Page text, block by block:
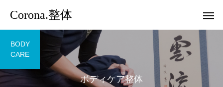
Corona.整体
ボディケア整体
BODY
CARE